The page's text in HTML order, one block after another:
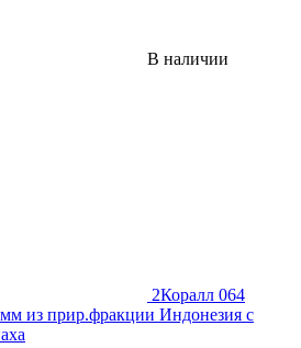
В наличии
2Коралл 064
из прир.фракции Индонезия с